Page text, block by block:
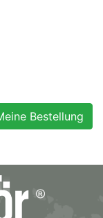
Bestellung